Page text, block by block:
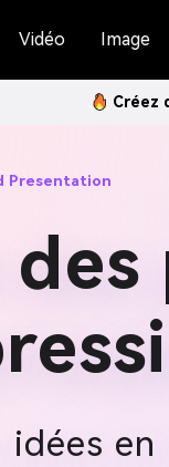
Vidéo Image
Créez
Presentation
idées